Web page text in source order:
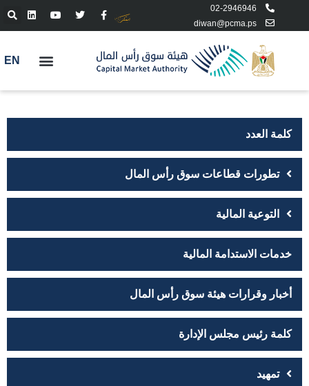
02-2946946
diwan@pcma.ps
EN
كلمة العدد
تطورات قطاعات سوق رأس المال
التوعية المالية
خدمات الاستدامة المالية
أخبار وقرارات هيئة سوق رأس المال
كلمة رئيس مجلس الإدارة
تمهيد